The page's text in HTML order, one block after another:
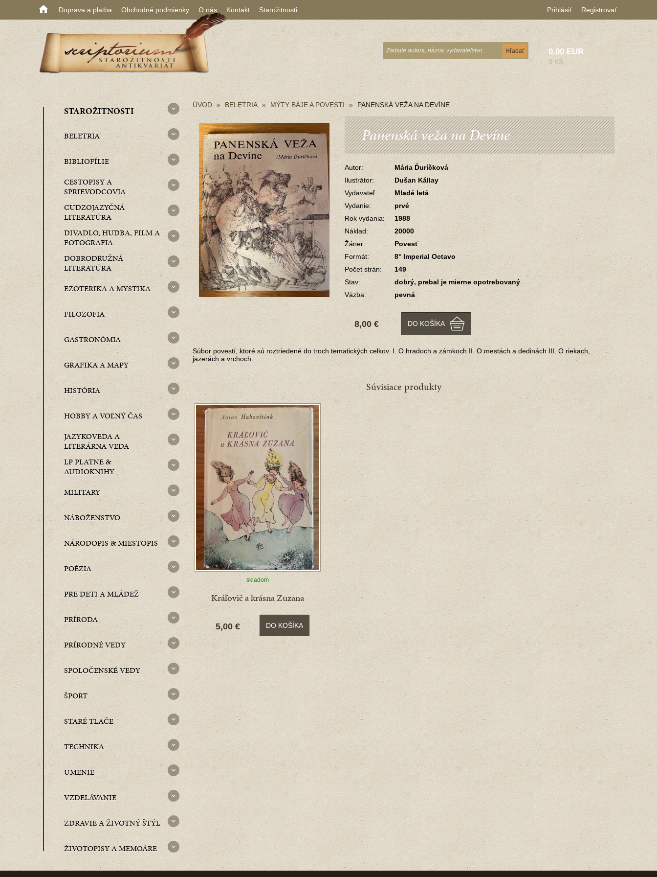
Doprava a platba Obchodné podmienky O nás Kontakt Starožitnosti Prihlásiť Registrovať
0.00 EUR
0 KS
Hľadať
BELETRIA
BIBLIOFÍLIE
CESTOPISY A
SPRIEVODCOVIA
CUDZOJAZYČNÁ
LITERATÚRA
DIVADLO, HUDBA, FILM A
FOTOGRAFIA
DOBRODRUŽNÁ
LITERATÚRA
EZOTERIKA A MYSTIKA
FILOZOFIA
GASTRONÓMIA
GRAFIKA A MAPY
HISTÓRIA
HOBBY A VOĽNÝ ČAS
JAZYKOVEDA A
LITERÁRNA VEDA
LP PLATNE &
AUDIOKNIHY
MILITARY
NÁBOŽENSTVO
NÁRODOPIS & MIESTOPIS
POÉZIA
PRE DETI A MLÁDEŽ
PRÍRODA
PRÍRODNÉ VEDY
SPOLOČENSKÉ VEDY
ŠPORT
STARÉ TLAČE
STAROŽITNOSTI
TECHNIKA
UMENIE
VZDELÁVANIE
ZDRAVIE A ŽIVOTNÝ ŠTÝL
ŽIVOTOPISY A MEMOÁRE
ÚVOD BELETRIA MÝTY BÁJE A POVESTI PANENSKÁ VEŽA NA DEVÍNE
Panenská veža na Devíne
Autor:
Mária Ďuríčková
Ilustrátor:
Dušan Kállay
Vydavateľ:
Mladé letá
Vydanie:
prvé
Rok vydania:
1988
Náklad:
20000
Žáner:
Povesť
Formát:
8° Imperial Octavo
Počet strán:
149
Stav:
dobrý, prebal je mierne opotrebovaný
Väzba:
pevná
8,00 € DO KOŠÍKA
Súbor povestí, ktoré sú roztriedené do troch tematických celkov. I. O hradoch a zámkoch II. O mestách a dedinách III. O riekach,
jazerách a vrchoch.
Súvisiace produkty
skladom
Kráľovič a krásna Zuzana
5,00 € DO KOŠÍKA